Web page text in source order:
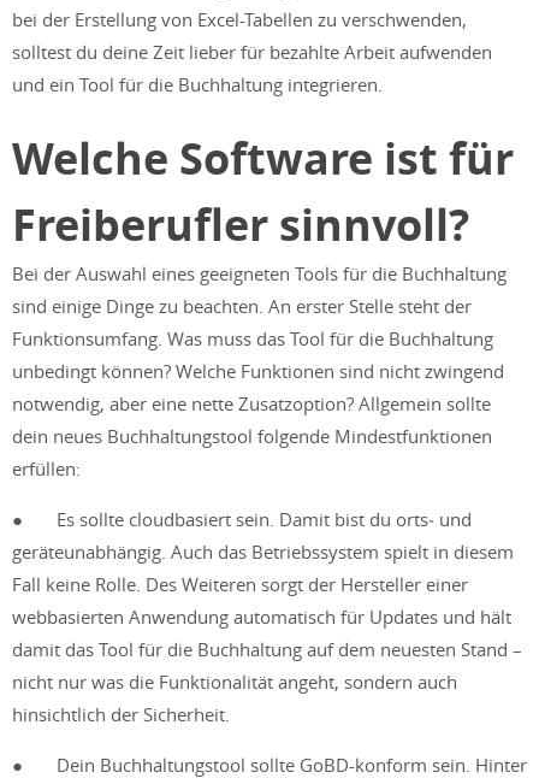
bei der Erstellung von Excel-Tabellen zu verschwenden,
solltest du deine Zeit lieber für bezahlte Arbeit aufwenden
und ein Tool für die Buchhaltung integrieren.
Welche Software ist für
Freiberufler sinnvoll?
Bei der Auswahl eines geeigneten Tools für die Buchhaltung
sind einige Dinge zu beachten. An erster Stelle steht der
Funktionsumfang. Was muss das Tool für die Buchhaltung
unbedingt können? Welche Funktionen sind nicht zwingend
notwendig, aber eine nette Zusatzoption? Allgemein sollte
dein neues Buchhaltungstool folgende Mindestfunktionen
erfüllen:
● Es sollte cloudbasiert sein. Damit bist du orts‑ und
geräteunabhängig. Auch das Betriebssystem spielt in diesem
Fall keine Rolle. Des Weiteren sorgt der Hersteller einer
webbasierten Anwendung automatisch für Updates und hält
damit das Tool für die Buchhaltung auf dem neuesten Stand –
nicht nur was die Funktionalität angeht, sondern auch
hinsichtlich der Sicherheit.
● Dein Buchhaltungstool sollte GoBD-konform sein. Hinter